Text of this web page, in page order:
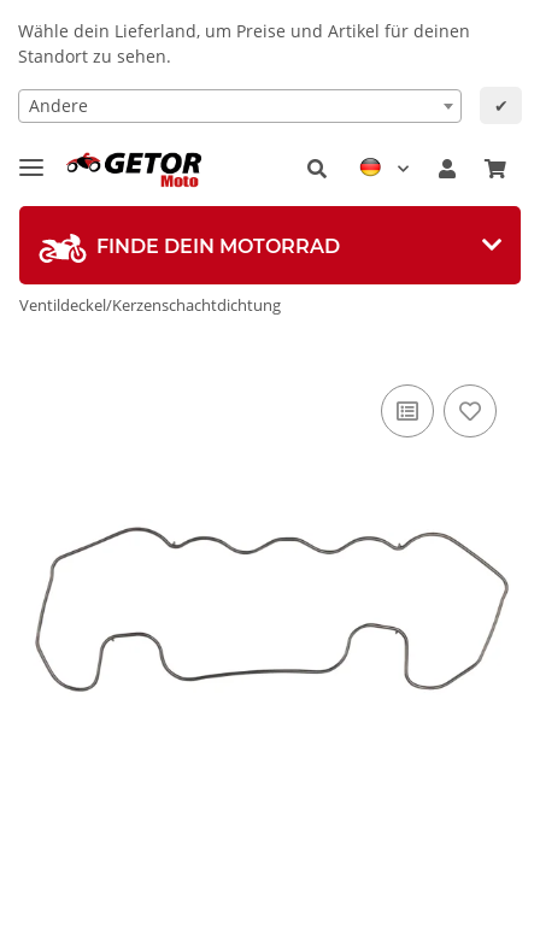
Wähle dein Lieferland, um Preise und Artikel für deinen
Standort zu sehen.
Andere ✔
FINDE DEIN MOTORRAD
Ventildeckel/Kerzenschachtdichtung